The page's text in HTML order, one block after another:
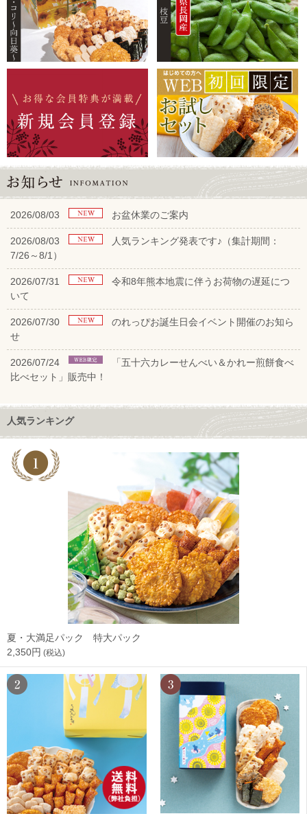
2026/08/03 お盆休業のご案内
2026/08/03
人気ランキング発表です♪（集計期間：
7/26～8/1）
2026/07/31
令和8年熊本地震に伴うお荷物の遅延につ
いて
2026/07/30
のれっぴお誕生日会イベント開催のお知ら
せ
2026/07/24
「五十六カレーせんべい＆かれー煎餅食べ
比べセット」販売中！
人気ランキング
夏・大満足パック 特大パック
2,350円 (税込)